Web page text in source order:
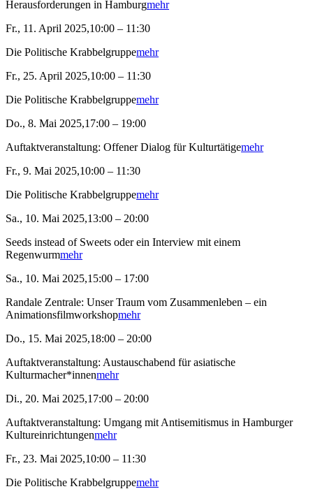
Herausforderungen in Hamburgmehr
Fr., 11. April 2025,10:00 – 11:30
Die Politische Krabbelgruppemehr
Fr., 25. April 2025,10:00 – 11:30
Die Politische Krabbelgruppemehr
Do., 8. Mai 2025,17:00 – 19:00
Auftaktveranstaltung: Offener Dialog für Kulturtätigemehr
Fr., 9. Mai 2025,10:00 – 11:30
Die Politische Krabbelgruppemehr
Sa., 10. Mai 2025,13:00 – 20:00
Seeds instead of Sweets oder ein Interview mit einem
Regenwurmmehr
Sa., 10. Mai 2025,15:00 – 17:00
Randale Zentrale: Unser Traum vom Zusammenleben – ein
Animationsfilmworkshopmehr
Do., 15. Mai 2025,18:00 – 20:00
Auftaktveranstaltung: Austauschabend für asiatische
Kulturmacher*innenmehr
Di., 20. Mai 2025,17:00 – 20:00
Auftaktveranstaltung: Umgang mit Antisemitismus in Hamburger
Kultureinrichtungenmehr
Fr., 23. Mai 2025,10:00 – 11:30
Die Politische Krabbelgruppemehr